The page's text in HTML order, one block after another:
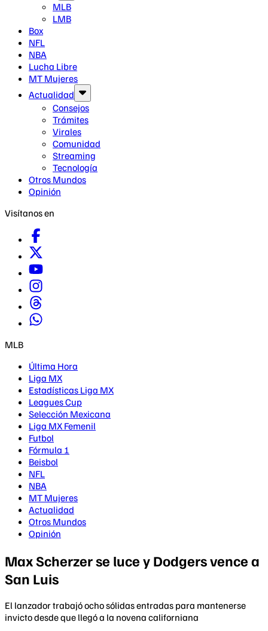
MLB
LMB
Box
NFL
NBA
Lucha Libre
MT Mujeres
Actualidad
Consejos
Trámites
Virales
Comunidad
Streaming
Tecnología
Otros Mundos
Opinión
Visítanos en
MLB
Última Hora
Liga MX
Estadísticas Liga MX
Leagues Cup
Selección Mexicana
Liga MX Femenil
Futbol
Fórmula 1
Beisbol
NFL
NBA
MT Mujeres
Actualidad
Otros Mundos
Opinión
Max Scherzer se luce y Dodgers vence a
San Luis
El lanzador trabajó ocho sólidas entradas para mantenerse
invicto desde que llegó a la novena californiana